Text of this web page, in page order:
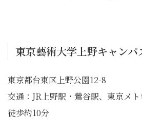
東京藝術大学上野キャンパ
東京都台東区上野公園12-8
交通：JR上野駅・鶯谷駅、東京メ
徒歩約10分